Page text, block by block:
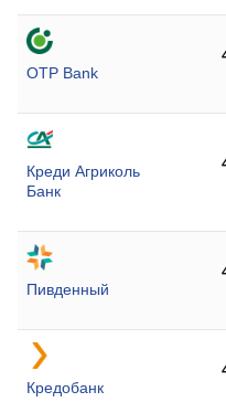
OTP Bank
Креди Агриколь
Банк
Пивденный
Кредобанк